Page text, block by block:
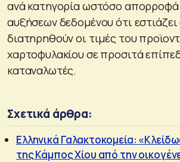
ανά κατηγορία ωστόσο
αυξήσεων δεδομένου ότι
διατηρηθούν οι τιμές του
χαρτοφυλακίου σε προσιτά
καταναλωτές.
Σχετικά άρθρα:
Ελληνικά Γαλακτοκομεία:
της Κάμπος Χίου από την